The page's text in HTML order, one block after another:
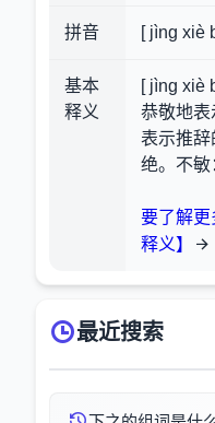
拼音 [ jìng xiè
基本
释义
[ jìng xiè
恭敬地表
表示推辞
绝。不敏
要了解更
释义】
最近搜索